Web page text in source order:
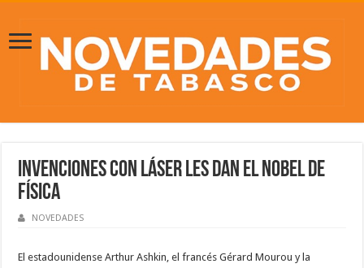
Invenciones con láser les dan el Nobel de
Física
NOVEDADES
El estadounidense Arthur Ashkin, el francés Gérard Mourou y la